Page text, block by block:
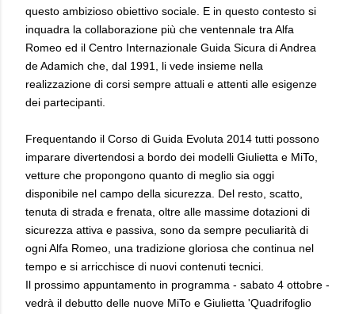
questo ambizioso obiettivo sociale. E in questo contesto si
inquadra la collaborazione più che ventennale tra Alfa
Romeo ed il Centro Internazionale Guida Sicura di Andrea
de Adamich che, dal 1991, li vede insieme nella
realizzazione di corsi sempre attuali e attenti alle esigenze
dei partecipanti.
Frequentando il Corso di Guida Evoluta 2014 tutti possono
imparare divertendosi a bordo dei modelli Giulietta e MiTo,
vetture che propongono quanto di meglio sia oggi
disponibile nel campo della sicurezza. Del resto, scatto,
tenuta di strada e frenata, oltre alle massime dotazioni di
sicurezza attiva e passiva, sono da sempre peculiarità di
ogni Alfa Romeo, una tradizione gloriosa che continua nel
tempo e si arricchisce di nuovi contenuti tecnici.
Il prossimo appuntamento in programma - sabato 4 ottobre -
vedrà il debutto delle nuove MiTo e Giulietta 'Quadrifoglio